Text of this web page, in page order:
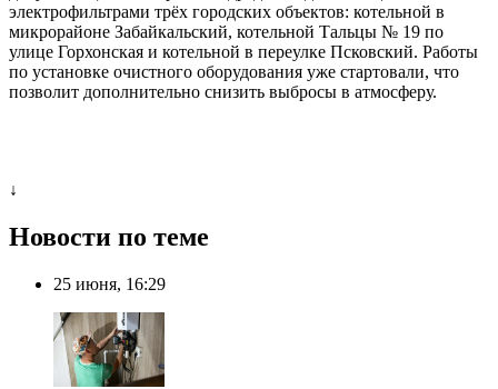
электрофильтрами трёх городских объектов: котельной в
микрорайоне Забайкальский, котельной Тальцы № 19 по
улице Горхонская и котельной в переулке Псковский. Работы
по установке очистного оборудования уже стартовали, что
позволит дополнительно снизить выбросы в атмосферу.
↓
Новости по теме
25 июня, 16:29